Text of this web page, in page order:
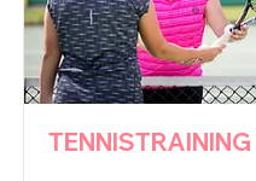
TENNISTRAINING